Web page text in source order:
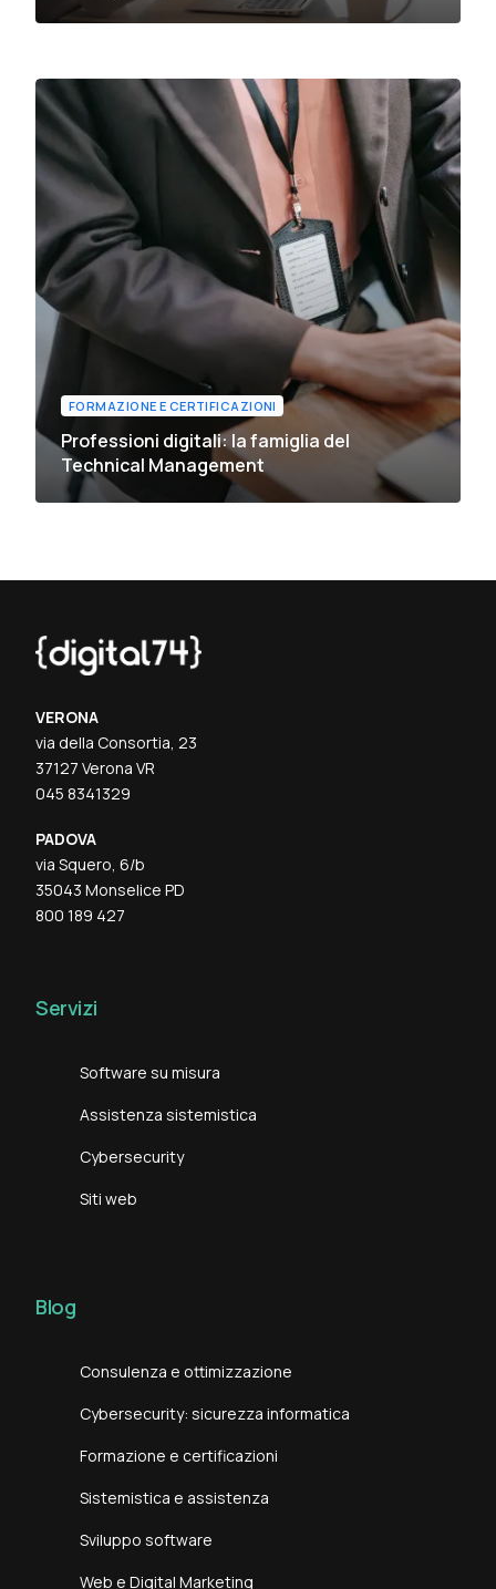
FORMAZIONE E CERTIFICAZIONI
Professioni digitali: la famiglia del
Technical Management
VERONA
via della Consortia, 23
37127 Verona VR
045 8341329
PADOVA
via Squero, 6/b
35043 Monselice PD
800 189 427
Servizi
Software su misura
Assistenza sistemistica
Cybersecurity
Siti web
Blog
Consulenza e ottimizzazione
Cybersecurity: sicurezza informatica
Formazione e certificazioni
Sistemistica e assistenza
Sviluppo software
Web e Digital Marketing